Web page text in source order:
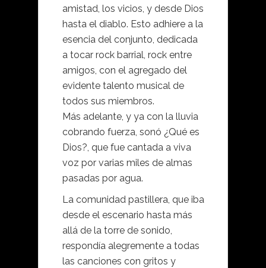
amistad, los vicios, y desde Dios
hasta el diablo. Esto adhiere a la
esencia del conjunto, dedicada
a tocar rock barrial, rock entre
amigos, con el agregado del
evidente talento musical de
todos sus miembros.
Más adelante, y ya con la lluvia
cobrando fuerza, sonó ¿Qué es
Dios?, que fue cantada a viva
voz por varias miles de almas
pasadas por agua.
La comunidad pastillera, que iba
desde el escenario hasta más
allá de la torre de sonido,
respondía alegremente a todas
las canciones con gritos y